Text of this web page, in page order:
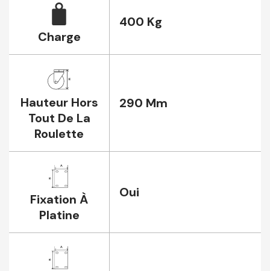
Charge
400 Kg
Hauteur Hors
Tout De La
Roulette
290 Mm
Fixation À
Platine
Oui